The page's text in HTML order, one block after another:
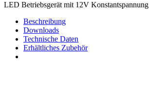
LED Betriebsgerät mit 12V Konstantspannung
Beschreibung
Downloads
Technische Daten
Erhältliches Zubehör